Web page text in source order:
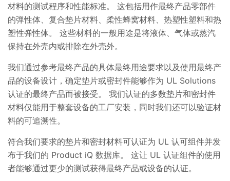
材料的测试程序和性能标准。 这包括用作最终产品零部件
的弹性体、复合垫片材料、柔性蜂窝材料、热塑性塑料和热
塑性弹性体。 这些材料的一般用途是将液体、气体或蒸汽
保持在外壳内或排除在外壳外。
我们通过参考最终产品的具体最终用途要求以及使用最终产
品的设备设计，确定垫片或密封件能够作为 UL Solutions
认证的最终产品而被接受。 我们认证的多数垫片和密封件
材料仅能用于整套设备的工厂安装，同时我们还可以验证材
料的可追溯性。
符合我们要求的垫片和密封材料可认证为 UL 认可组件并发
布于我们的 Product iQ 数据库。 这让 UL 认证组件的使用
者能够通过更少的测试获得最终产品或设备的认证。